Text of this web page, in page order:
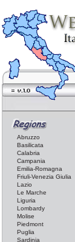
Abruzzo
Basilicata
Calabria
Campania
Emilia-Romagna
Friuli-Venezia Giulia
Lazio
Le Marche
Liguria
Lombardy
Molise
Piedmont
Puglia
Sardinia